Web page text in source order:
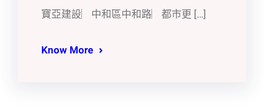
寶亞建設︳中和區中和路︳都市更 […]
Know More